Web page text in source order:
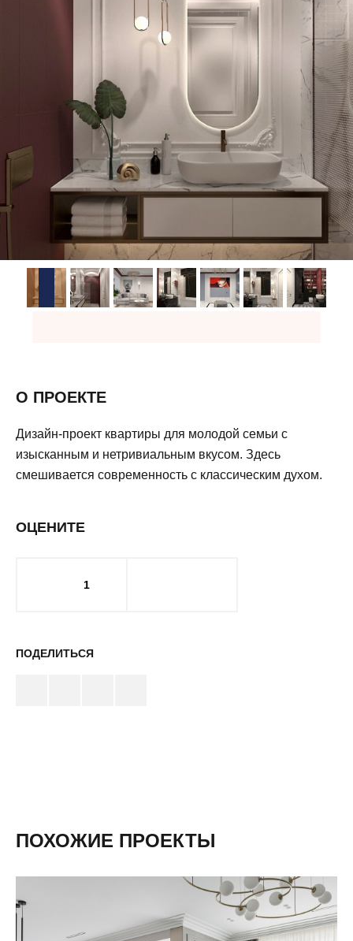
О ПРОЕКТЕ
Дизайн-проект квартиры для молодой семьи с
изысканным и нетривиальным вкусом. Здесь
смешивается современность с классическим духом.
ОЦЕНИТЕ
1
ПОДЕЛИТЬСЯ
ПОХОЖИЕ ПРОЕКТЫ